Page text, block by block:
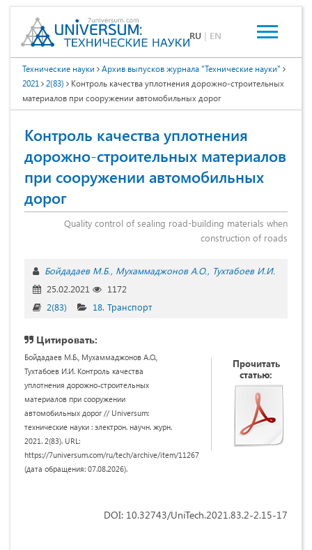
RU | EN
Технические науки
Архив выпусков журнала "Технические науки"
2021
2(83)
Контроль качества уплотнения дорожно-строительных
материалов при сооружении автомобильных дорог
Контроль качества уплотнения
дорожно-строительных материалов
при сооружении автомобильных
дорог
Quality control of sealing road-building materials when
construction of roads
Бойдадаев М.Б. Мухаммаджонов А.О. Тухтабоев И.И.
25.02.2021
1172
2(83)
18. Транспорт
Цитировать:
Бойдадаев М.Б., Мухаммаджонов А.О.,
Тухтабоев И.И. Контроль качества
уплотнения дорожно-строительных
материалов при сооружении
автомобильных дорог // Universum:
технические науки : электрон. научн. журн.
2021. 2(83). URL:
https://7universum.com/ru/tech/archive/item/11267
(дата обращения: 07.08.2026).
Прочитать
статью:
DOI: 10.32743/UniTech.2021.83.2-2.15-17